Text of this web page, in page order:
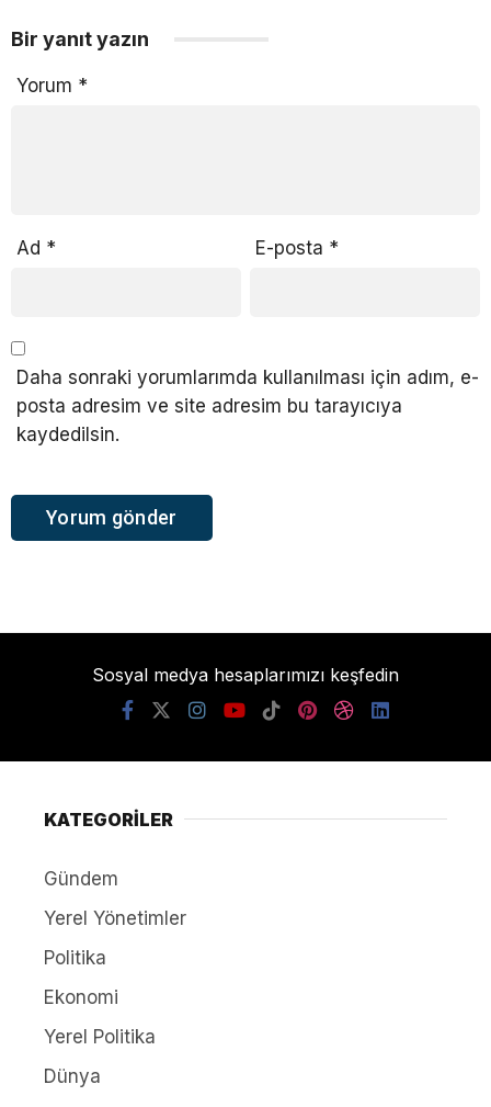
Bir yanıt yazın
Yorum *
Ad * E-posta *
Daha sonraki yorumlarımda kullanılması için adım, e-
posta adresim ve site adresim bu tarayıcıya
kaydedilsin.
Sosyal medya hesaplarımızı keşfedin
KATEGORİLER
Gündem
Yerel Yönetimler
Politika
Ekonomi
Yerel Politika
Dünya